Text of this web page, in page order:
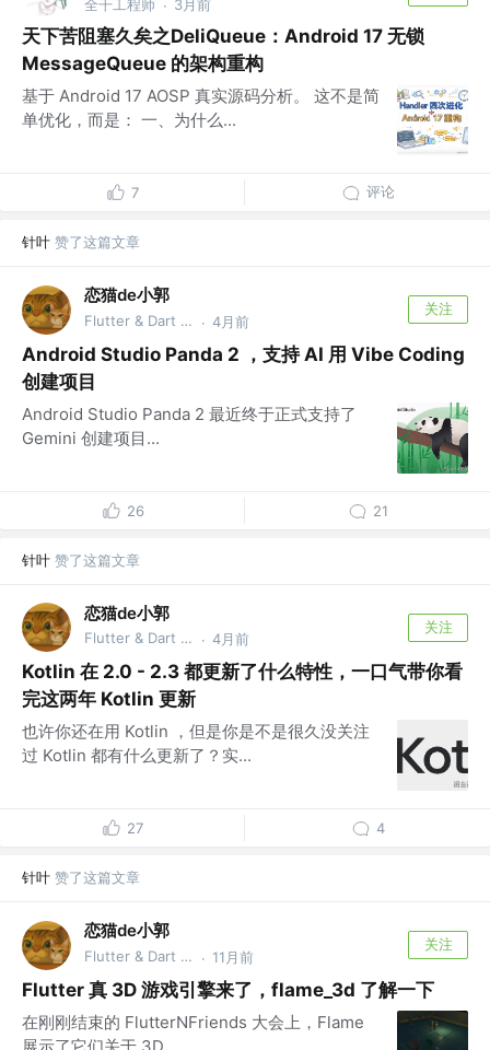
全干工程师 · 3月前
天下苦阻塞久矣之DeliQueue：Android 17 无锁
MessageQueue 的架构重构
基于 Android 17 AOSP 真实源码分析。 这不是简
单优化，而是： 一、为什么...
7 评论
针叶 赞了这篇文章
恋猫de小郭
Flutter & Dart GDE @🏆 掘金签约作者 · 4月前
关注
Android Studio Panda 2 ，支持 AI 用 Vibe Coding
创建项目
Android Studio Panda 2 最近终于正式支持了
Gemini 创建项目...
26 21
针叶 赞了这篇文章
恋猫de小郭
Flutter & Dart GDE @🏆 掘金签约作者 · 4月前
关注
Kotlin 在 2.0 - 2.3 都更新了什么特性，一口气带你看
完这两年 Kotlin 更新
也许你还在用 Kotlin ，但是你是不是很久没关注
过 Kotlin 都有什么更新了？实...
27 4
针叶 赞了这篇文章
恋猫de小郭
Flutter & Dart GDE @🏆 掘金签约作者 · 11月前
关注
Flutter 真 3D 游戏引擎来了，flame_3d 了解一下
在刚刚结束的 FlutterNFriends 大会上，Flame